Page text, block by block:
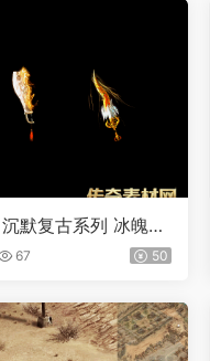
默复古系列 冰魄屠
素材 3把
67 50